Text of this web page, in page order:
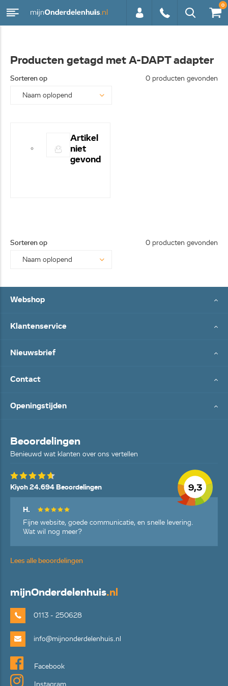
250628
0
Producten getagd met A-DAPT adapter
Sorteren op 0 producten gevonden
Artikel
niet
gevond
Sorteren op 0 producten gevonden
Webshop
Klantenservice
Nieuwsbrief
Contact
Openingstijden
Beoordelingen
Benieuwd wat klanten over ons vertellen
9,3
Kiyoh 24.694 Beoordelingen
H.
Fijne website, goede communicatie, en snelle levering.
Wat wil nog meer?
Lees alle beoordelingen
mijnOnderdelenhuis.nl
0113 - 250628
info@mijnonderdelenhuis.nl
Facebook